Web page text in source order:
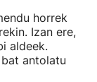
horrek
Izan ere,
aldeek.
antolatu